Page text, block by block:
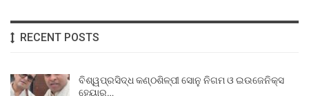
RECENT POSTS
ବିଶ୍ୱପ୍ରସିଦ୍ଧ କଣ୍ଠଶିଳ୍ପୀ ସୋନୁ ନିଗମ ଓ ଇଉଜେନିକ୍ସ
ହେୟାର…